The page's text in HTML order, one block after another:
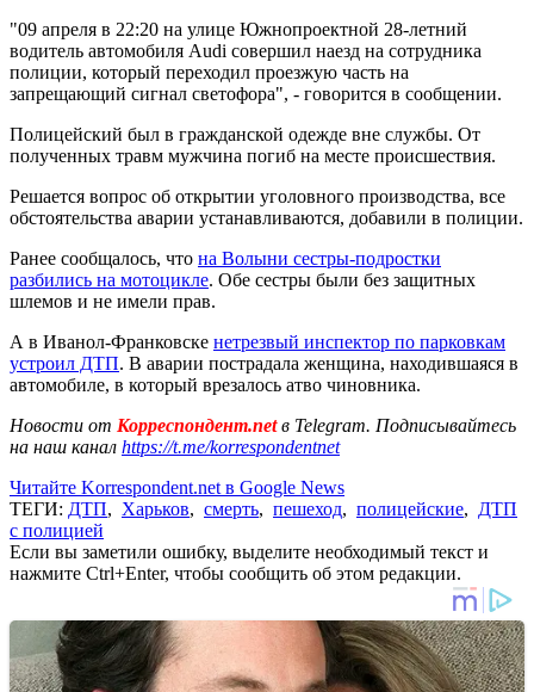
"09 апреля в 22:20 на улице Южнопроектной 28-летний
водитель автомобиля Audi совершил наезд на сотрудника
полиции, который переходил проезжую часть на
запрещающий сигнал светофора", - говорится в сообщении.
Полицейский был в гражданской одежде вне службы. От
полученных травм мужчина погиб на месте происшествия.
Решается вопрос об открытии уголовного производства, все
обстоятельства аварии устанавливаются, добавили в полиции.
Ранее сообщалось, что на Волыни сестры-подростки
разбились на мотоцикле. Обе сестры были без защитных
шлемов и не имели прав.
А в Иванол-Франковске нетрезвый инспектор по парковкам
устроил ДТП. В аварии пострадала женщина, находившаяся в
автомобиле, в который врезалось атво чиновника.
Новости от Корреспондент.netв Telegram. Подписывайтесь
на наш канал https://t.me/korrespondentnet
Читайте Korrespondent.net в Google News
ТЕГИ: ДТП, Харьков, смерть, пешеход, полицейские, ДТП
с полицией
Если вы заметили ошибку, выделите необходимый текст и
нажмите Ctrl+Enter, чтобы сообщить об этом редакции.